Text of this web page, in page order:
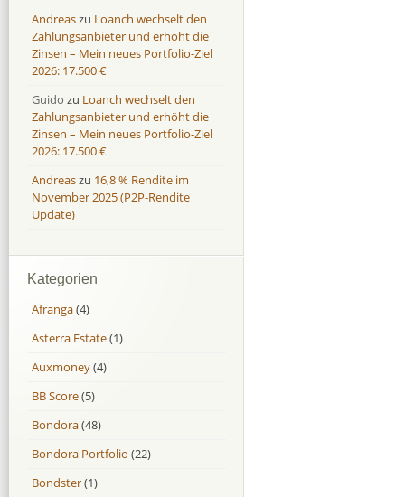
Andreaszu Loanch wechselt den
Zahlungsanbieter und erhöht die
Zinsen – Mein neues Portfolio-Ziel
2026: 17.500 €
Guido zu Loanch wechselt den
Zahlungsanbieter und erhöht die
Zinsen – Mein neues Portfolio-Ziel
2026: 17.500 €
Andreaszu 16,8 % Rendite im
November 2025 (P2P-Rendite
Update)
Kategorien
Afranga(4)
Asterra Estate(1)
Auxmoney(4)
BB Score(5)
Bondora(48)
Bondora Portfolio (22)
Bondster(1)